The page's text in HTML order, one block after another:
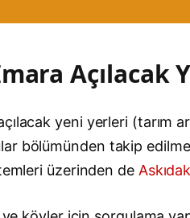
yeni yerleri
bölümünden takip
üzerinden de